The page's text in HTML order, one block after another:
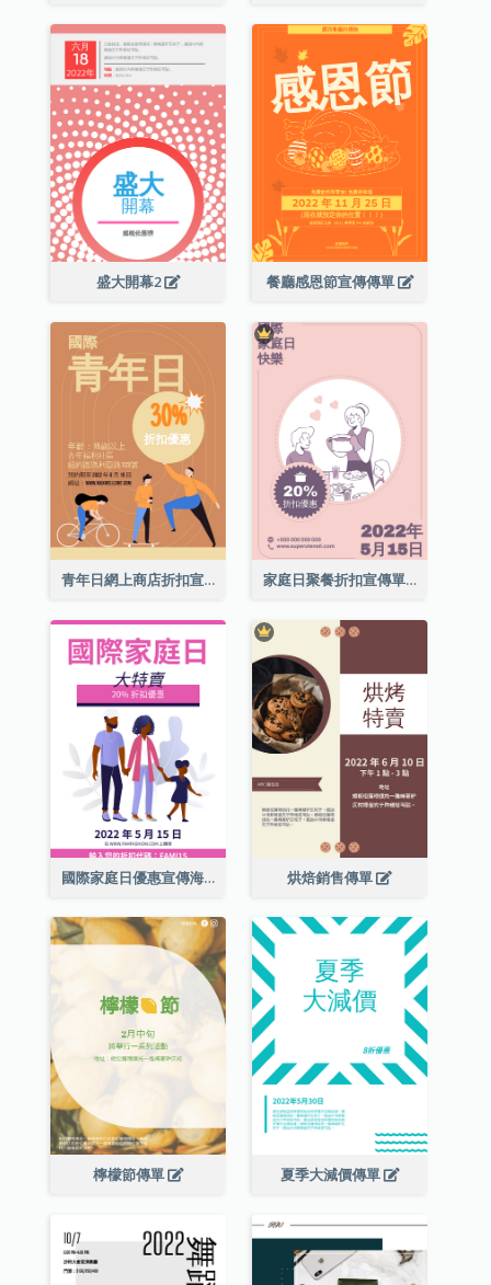
盛大開幕2 餐廳感恩節宣傳傳單
青年日網上商店折扣宣傳單張 家庭日聚餐折扣宣傳單張
國際家庭日優惠宣傳海報 烘焙銷售傳單
檸檬節傳單 夏季大減價傳單